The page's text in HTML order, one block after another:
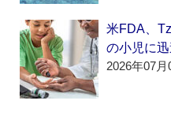
米FDA、
の小児に
2026年07